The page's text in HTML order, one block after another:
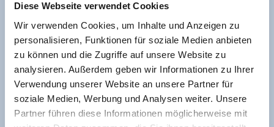
Diese Webseite verwendet Cookies
Wir verwenden Cookies, um Inhalte und Anzeigen zu
personalisieren, Funktionen für soziale Medien anbieten
zu können und die Zugriffe auf unsere Website zu
analysieren. Außerdem geben wir Informationen zu Ihrer
Verwendung unserer Website an unsere Partner für
soziale Medien, Werbung und Analysen weiter. Unsere
Partner führen diese Informationen möglicherweise mit